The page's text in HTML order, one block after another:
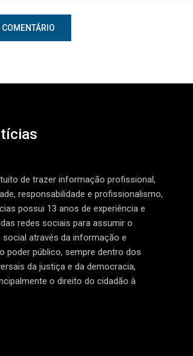
de trazer informação profissional,
responsabilidade e profissionalismo,
possui 13 anos de experiência e
redes sociais para assumir o
através da informação e
poder público, sempre dentro dos
da justiça e da democracia,
o direito do cidadão à